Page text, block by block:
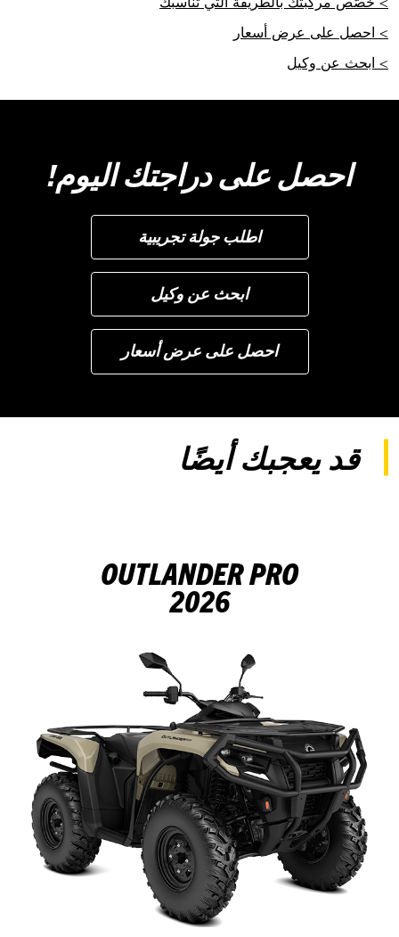
> احصل على عرض أسعار
> ابحث عن وكيل
احصل على دراجتك اليوم!
اطلب جولة تجريبية
ابحث عن وكيل
احصل على عرض أسعار
قد يعجبك أيضًا
OUTLANDER PRO
2026